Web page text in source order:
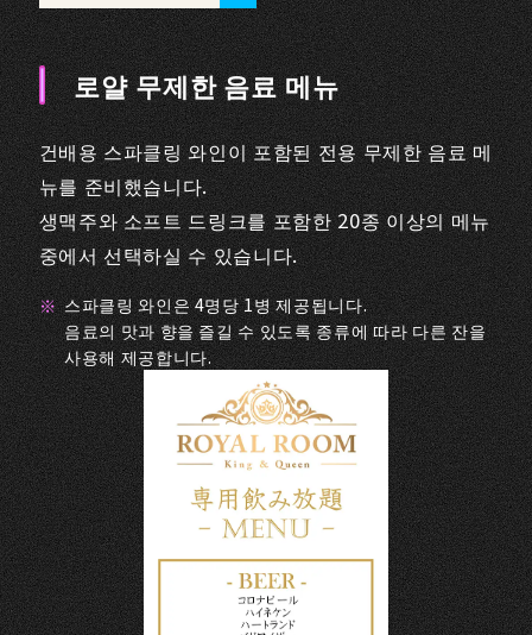
로얄 무제한 음료 메뉴
건배용 스파클링 와인이 포함된 전용 무제한 음료 메
뉴를 준비했습니다.
생맥주와 소프트 드링크를 포함한 20종 이상의 메뉴
중에서 선택하실 수 있습니다.
스파클링 와인은 4명당 1병 제공됩니다.
음료의 맛과 향을 즐길 수 있도록 종류에 따라 다른 잔을
사용해 제공합니다.